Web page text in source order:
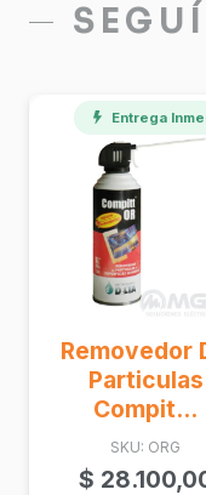
Removedor
Particulas
Compit...
SKU: ORG
$